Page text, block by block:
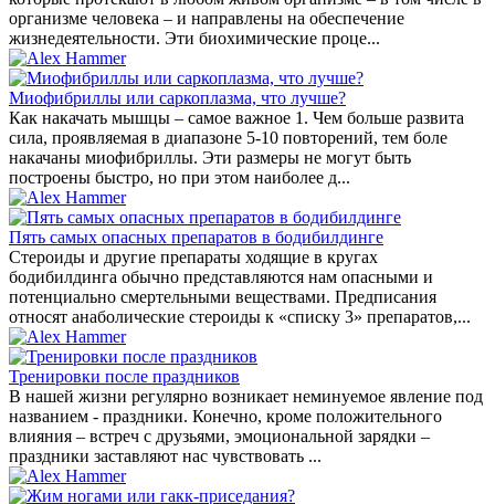
организме человека – и направлены на обеспечение
жизнедеятельности. Эти биохимические проце...
Миофибриллы или саркоплазма, что лучше?
Как накачать мышцы – самое важное 1. Чем больше развита
сила, проявляемая в диапазоне 5-10 повторений, тем боле
накачаны миофибриллы. Эти размеры не могут быть
построены быстро, но при этом наиболее д...
Пять самых опасных препаратов в бодибилдинге
Стероиды и другие препараты ходящие в кругах
бодибилдинга обычно представляются нам опасными и
потенциально смертельными веществами. Предписания
относят анаболические стероиды к «списку 3» препаратов,...
Тренировки после праздников
В нашей жизни регулярно возникает неминуемое явление под
названием - праздники. Конечно, кроме положительного
влияния – встреч с друзьями, эмоциональной зарядки –
праздники заставляют нас чувствовать ...